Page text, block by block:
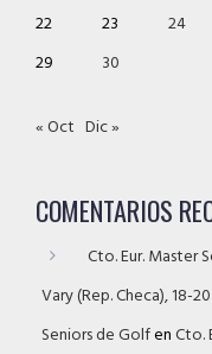
22
23 24
29
30
« Oct Dic »
COMENTARIOS
Cto. Eur. Master
Vary (Rep. Checa), 18-
Seniors de GolfenCto.